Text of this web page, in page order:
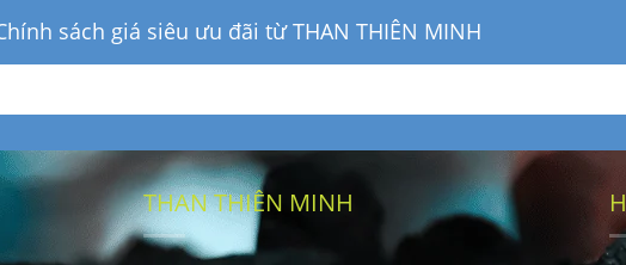
sách giá siêu ưu đãi từ THAN THIÊN MINH
THAN THIÊN MINH